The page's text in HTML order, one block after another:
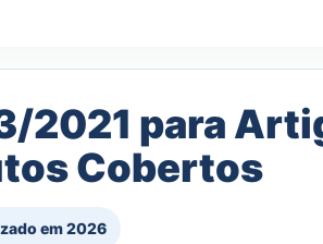
2021 para
Cobertos
em 2026